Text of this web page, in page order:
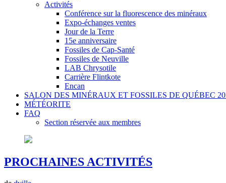
Activités
Conférence sur la fluorescence des minéraux
Expo-échanges ventes
Jour de la Terre
15e anniversaire
Fossiles de Cap-Santé
Fossiles de Neuville
LAB Chrysotile
Carrière Flintkote
Encan
SALON DES MINÉRAUX ET FOSSILES DE QUÉBEC
MÉTÉORITE
FAQ
Section réservée aux membres
PROCHAINES ACTIVITÉS